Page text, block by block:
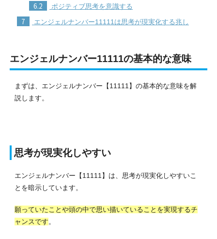
6.2 ポジティブ思考を意識する
7 エンジェルナンバー11111は思考が現実化する兆し
エンジェルナンバー11111の基本的な意味
まずは、エンジェルナンバー【11111】の基本的な意味を解
説します。
思考が現実化しやすい
エンジェルナンバー【11111】は、思考が現実化しやすいこ
とを暗示しています。
願っていたことや頭の中で思い描いていることを実現するチ
ャンスです。